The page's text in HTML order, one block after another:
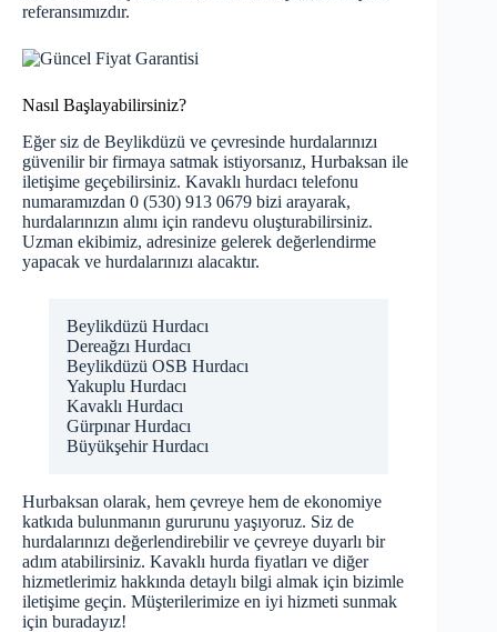
referansımızdır.
Nasıl Başlayabilirsiniz?
Eğer siz de Beylikdüzü ve çevresinde hurdalarınızı
güvenilir bir firmaya satmak istiyorsanız, Hurbaksan ile
iletişime geçebilirsiniz. Kavaklı hurdacı telefonu
numaramızdan 0 (530) 913 0679 bizi arayarak,
hurdalarınızın alımı için randevu oluşturabilirsiniz.
Uzman ekibimiz, adresinize gelerek değerlendirme
yapacak ve hurdalarınızı alacaktır.
Beylikdüzü Hurdacı
Dereağzı Hurdacı
Beylikdüzü OSB Hurdacı
Yakuplu Hurdacı
Kavaklı Hurdacı
Gürpınar Hurdacı
Büyükşehir Hurdacı
Hurbaksan olarak, hem çevreye hem de ekonomiye
katkıda bulunmanın gururunu yaşıyoruz. Siz de
hurdalarınızı değerlendirebilir ve çevreye duyarlı bir
adım atabilirsiniz. Kavaklı hurda fiyatları ve diğer
hizmetlerimiz hakkında detaylı bilgi almak için bizimle
iletişime geçin. Müşterilerimize en iyi hizmeti sunmak
için buradayız!